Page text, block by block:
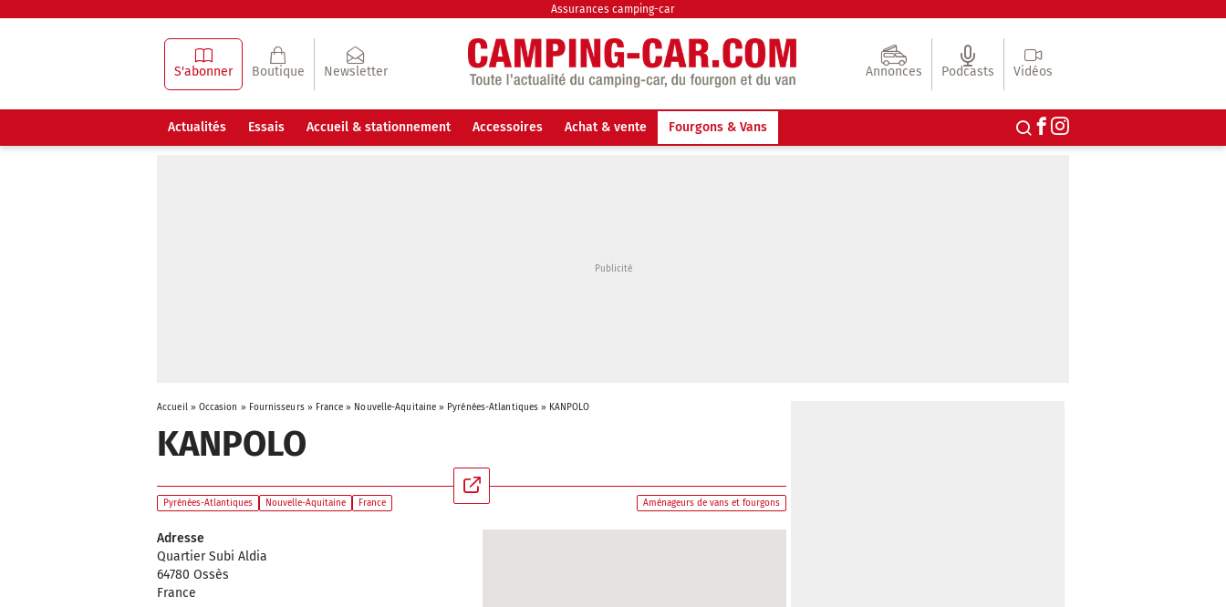
Assurances camping-car
S'abonner Boutique Newsletter Annonces Podcasts Vidéos
Actualités Essais Accueil & stationnement Accessoires Achat & vente Fourgons & Vans
Accueil» Occasion » Fournisseurs» France » Nouvelle-Aquitaine » Pyrénées-Atlantiques » KANPOLO
KANPOLO
Pyrénées-Atlantiques Nouvelle-Aquitaine France Aménageurs de vans et fourgons
Adresse
Quartier Subi Aldia
64780 Ossès
France